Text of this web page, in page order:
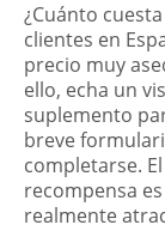
¿Cuánto
clientes en
precio muy
ello, echa un
suplemento
breve
completarse.
recompensa
realmente